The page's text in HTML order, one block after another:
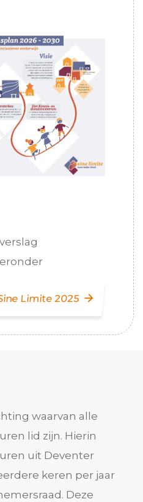
Limite 2025
waarvan alle
lid zijn. Hierin
uit Deventer
keren per jaar
Deze